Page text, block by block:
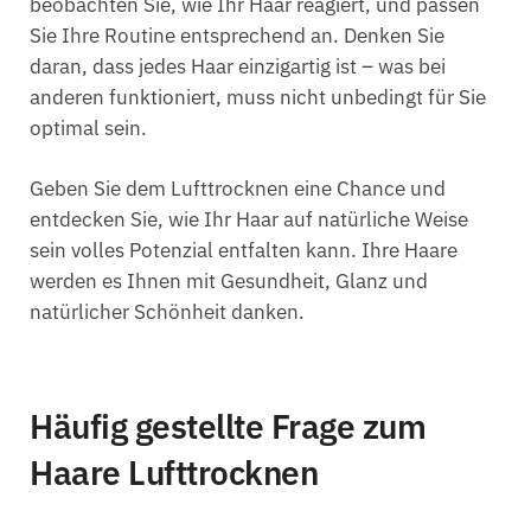
beobachten Sie, wie Ihr Haar reagiert, und passen
Sie Ihre Routine entsprechend an. Denken Sie
daran, dass jedes Haar einzigartig ist – was bei
anderen funktioniert, muss nicht unbedingt für Sie
optimal sein.
Geben Sie dem Lufttrocknen eine Chance und
entdecken Sie, wie Ihr Haar auf natürliche Weise
sein volles Potenzial entfalten kann. Ihre Haare
werden es Ihnen mit Gesundheit, Glanz und
natürlicher Schönheit danken.
Häufig gestellte Frage zum
Haare Lufttrocknen